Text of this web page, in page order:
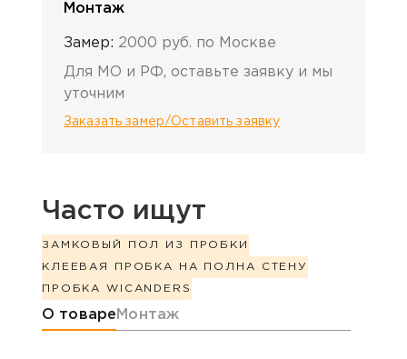
Монтаж
Замер: 2000 руб. по Москве
Для МО и РФ, оставьте заявку и мы
уточним
Заказать замер/Оставить заявку
Часто ищут
ЗАМКОВЫЙ ПОЛ ИЗ ПРОБКИ
КЛЕЕВАЯ ПРОБКА НА ПОЛ НА СТЕНУ
ПРОБКА WICANDERS
Информация о товаре
О товаре Монтаж